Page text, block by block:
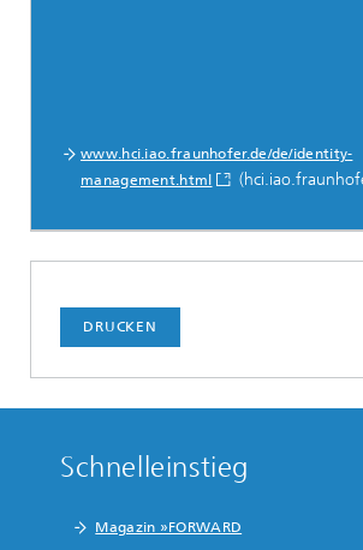
www.hci.iao.fraunhofer.de/de/identity-
management.html
DRUCKEN
Schnelleinstieg
Magazin »FORWARD